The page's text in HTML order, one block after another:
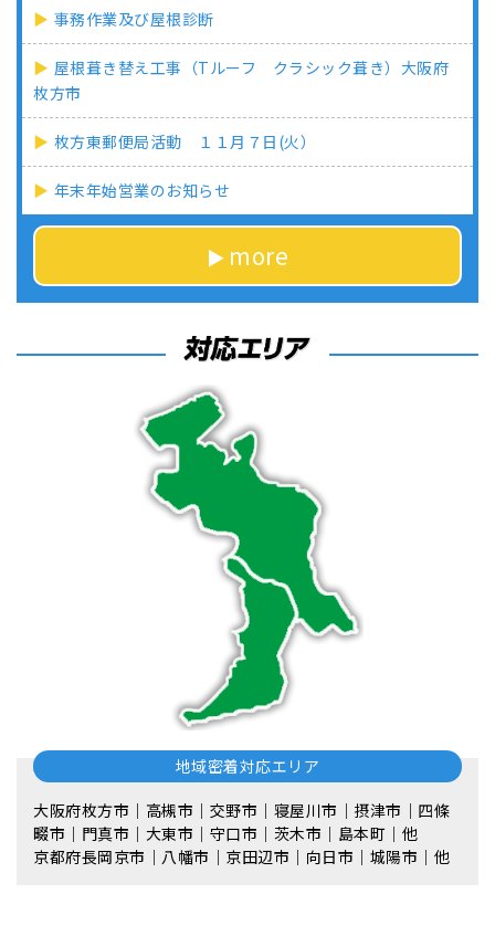
事務作業及び屋根診断
屋根葺き替え工事（Tルーフ クラシック葺き）大阪府
枚方市
枚方東郵便局活動 １１月７日(火）
年末年始営業のお知らせ
more
地域密着対応エリア
大阪府枚方市｜高槻市｜交野市｜寝屋川市｜摂津市｜四條
畷市｜門真市｜大東市｜守口市｜茨木市｜島本町｜他
京都府長岡京市｜八幡市｜京田辺市｜向日市｜城陽市｜他